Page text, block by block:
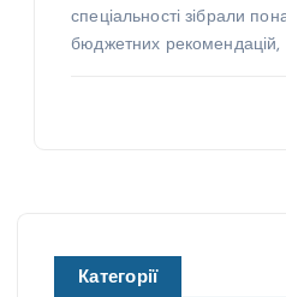
спеціальності зібрали
бюджетних рекомендацій,
Категорії